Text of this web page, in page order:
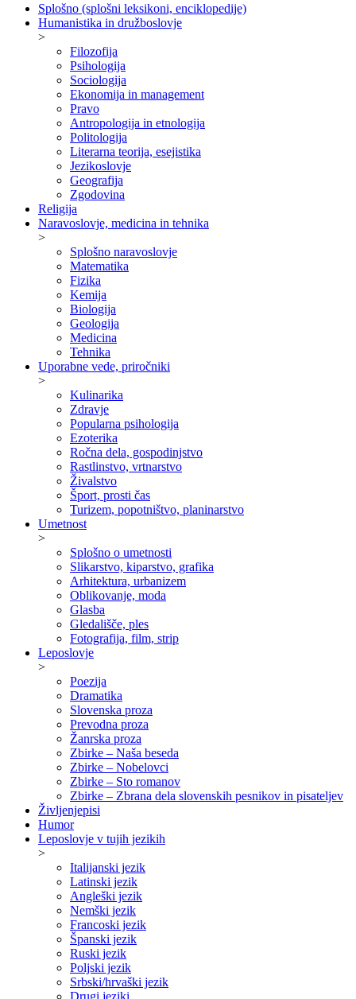
Splošno (splošni leksikoni, enciklopedije)
Humanistika in družboslovje
>
Filozofija
Psihologija
Sociologija
Ekonomija in management
Pravo
Antropologija in etnologija
Politologija
Literarna teorija, esejistika
Jezikoslovje
Geografija
Zgodovina
Religija
Naravoslovje, medicina in tehnika
>
Splošno naravoslovje
Matematika
Fizika
Kemija
Biologija
Geologija
Medicina
Tehnika
Uporabne vede, priročniki
>
Kulinarika
Zdravje
Popularna psihologija
Ezoterika
Ročna dela, gospodinjstvo
Rastlinstvo, vrtnarstvo
Živalstvo
Šport, prosti čas
Turizem, popotništvo, planinarstvo
Umetnost
>
Splošno o umetnosti
Slikarstvo, kiparstvo, grafika
Arhitektura, urbanizem
Oblikovanje, moda
Glasba
Gledališče, ples
Fotografija, film, strip
Leposlovje
>
Poezija
Dramatika
Slovenska proza
Prevodna proza
Žanrska proza
Zbirke – Naša beseda
Zbirke – Nobelovci
Zbirke – Sto romanov
Zbirke – Zbrana dela slovenskih pesnikov in pisateljev
Življenjepisi
Humor
Leposlovje v tujih jezikih
>
Italijanski jezik
Latinski jezik
Angleški jezik
Nemški jezik
Francoski jezik
Španski jezik
Ruski jezik
Poljski jezik
Srbski/hrvaški jezik
Drugi jeziki